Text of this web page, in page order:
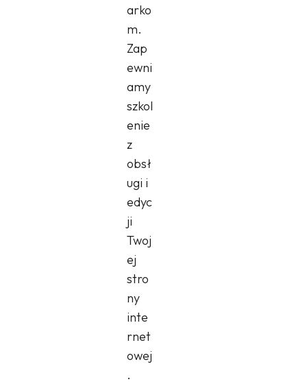
arko
m.
Zap
ewni
amy
szkol
enie
z
obsł
ugi i
edyc
ji
Twoj
ej
stro
ny
inte
rnet
owej
.